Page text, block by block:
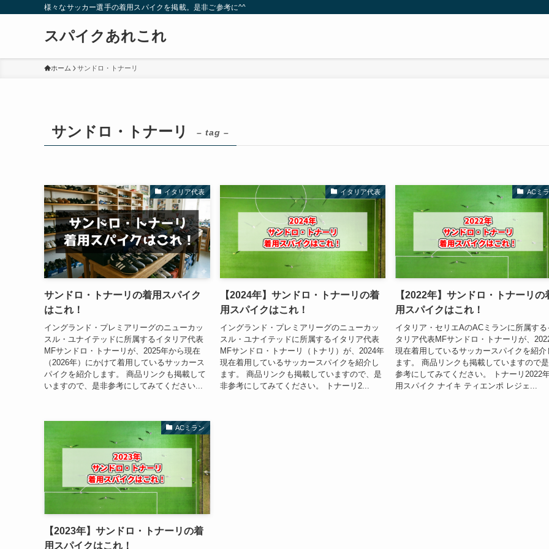
様々なサッカー選手の着用スパイクを掲載。是非ご参考に^^
スパイクあれこれ
ホーム サンドロ・トナーリ
サンドロ・トナーリ – tag –
イタリア代表
サンドロ・トナーリの着用スパイク
はこれ！
イングランド・プレミアリーグのニューカッ
スル・ユナイテッドに所属するイタリア代表
MFサンドロ・トナーリが、2025年から現在
（2026年）にかけて着用しているサッカース
パイクを紹介します。 商品リンクも掲載して
いますので、是非参考にしてみてください...
イタリア代表
【2024年】サンドロ・トナーリの着
用スパイクはこれ！
イングランド・プレミアリーグのニューカッ
スル・ユナイテッドに所属するイタリア代表
MFサンドロ・トナーリ（トナリ）が、2024年
現在着用しているサッカースパイクを紹介し
ます。 商品リンクも掲載していますので、是
非参考にしてみてください。 トナーリ2...
ACミ
【2022年】サンドロ・トナーリの
用スパイクはこれ！
イタリア・セリエAのACミランに所属する
タリア代表MFサンドロ・トナーリが、
現在着用しているサッカースパイクを紹介
ます。 商品リンクも掲載していますので
参考にしてみてください。 トナーリ2022
用スパイク ナイキ ティエンポ レジェ...
ACミラン
【2023年】サンドロ・トナーリの着
用スパイクはこれ！